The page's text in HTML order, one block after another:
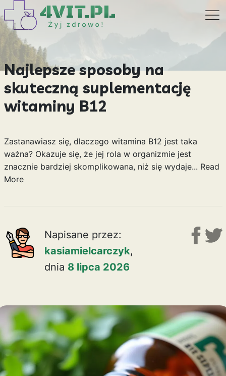
Najlepsze sposoby na
skuteczną suplementację
witaminy B12
Zastanawiasz się, dlaczego witamina B12 jest taka
ważna? Okazuje się, że jej rola w organizmie jest
znacznie bardziej skomplikowana, niż się wydaje... Read
More
Napisane przez:
kasiamielcarczyk,
dnia 8 lipca 2026